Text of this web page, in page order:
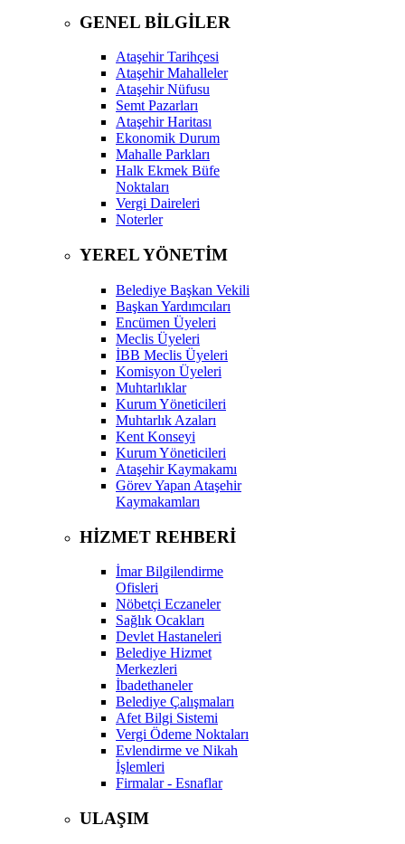
GENEL BİLGİLER
Ataşehir Tarihçesi
Ataşehir Mahalleler
Ataşehir Nüfusu
Semt Pazarları
Ataşehir Haritası
Ekonomik Durum
Mahalle Parkları
Halk Ekmek Büfe
Noktaları
Vergi Daireleri
Noterler
YEREL YÖNETİM
Belediye Başkan Vekili
Başkan Yardımcıları
Encümen Üyeleri
Meclis Üyeleri
İBB Meclis Üyeleri
Komisyon Üyeleri
Muhtarlıklar
Kurum Yöneticileri
Muhtarlık Azaları
Kent Konseyi
Kurum Yöneticileri
Ataşehir Kaymakamı
Görev Yapan Ataşehir
Kaymakamları
HİZMET REHBERİ
İmar Bilgilendirme
Ofisleri
Nöbetçi Eczaneler
Sağlık Ocakları
Devlet Hastaneleri
Belediye Hizmet
Merkezleri
İbadethaneler
Belediye Çalışmaları
Afet Bilgi Sistemi
Vergi Ödeme Noktaları
Evlendirme ve Nikah
İşlemleri
Firmalar - Esnaflar
ULAŞIM